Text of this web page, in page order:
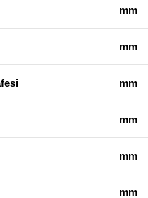
mm
mm
mm
mm
mm
mm